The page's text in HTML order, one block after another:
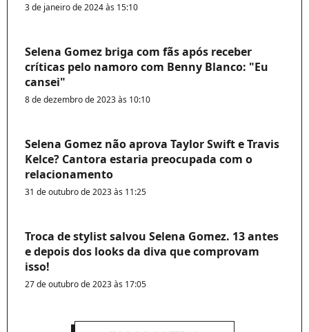
3 de janeiro de 2024 às 15:10
Selena Gomez briga com fãs após receber
críticas pelo namoro com Benny Blanco: "Eu
cansei"
8 de dezembro de 2023 às 10:10
Selena Gomez não aprova Taylor Swift e Travis
Kelce? Cantora estaria preocupada com o
relacionamento
31 de outubro de 2023 às 11:25
Troca de stylist salvou Selena Gomez. 13 antes
e depois dos looks da diva que comprovam
isso!
27 de outubro de 2023 às 17:05